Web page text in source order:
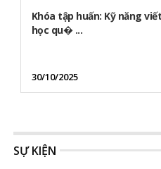
Khóa tập huấn: Kỹ năng
học qu� ...
30/10/2025
SỰ KIỆN